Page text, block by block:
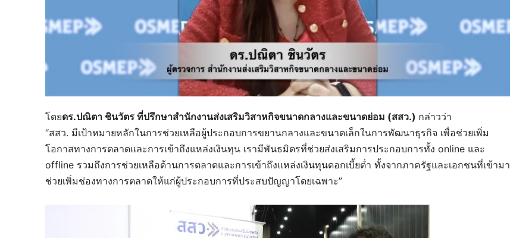
โดยดร.ปณิตา ชินวัตร ที่ปรึกษาสำนักงานส่งเสริมวิสาหกิจขนาดกลางและขนาดย่อม (สสว.) กล่าวว่า
“สสว. มีเป้าหมายหลักในการช่วยเหลือผู้ประกอบการขยานกลางและขนาดเล็กในการพัฒนาธุรกิจ เพื่อช่วยเพิ่ม
โอกาสทางการตลาดและการเข้าถึงแหล่งเงินทุน เรามีพันธมิตรที่ช่วยส่งเสริมการประกอบการทั้ง online และ
offline รวมถึงการช่วยเหลือด้านการตลาดและการเข้าถึงแหล่งเงินทุนดอกเบี้ยต่ำ ทั้งจากภาครัฐและเอกชนที่เข้ามา
ช่วยเพิ่มช่องทางการตลาดให้แก่ผู้ประกอบการที่ประสบปัญญาโดยเฉพาะ”